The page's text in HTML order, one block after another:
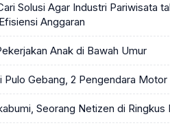
Solusi Agar Industri Pariwisata
Anggaran
Anak di Bawah Umur
Pulo Gebang, 2 Pengendara Motor
Seorang Netizen di Ringkus